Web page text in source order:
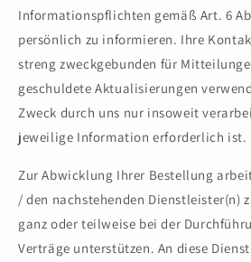
Informationspflichten gemäß Art. 6
persönlich zu informieren. Ihre
streng zweckgebunden für
geschuldete Aktualisierungen
Zweck durch uns nur insoweit
jeweilige Information erforderlich ist.
Zur Abwicklung Ihrer Bestellung
/ den nachstehenden Dienstleister(n)
ganz oder teilweise bei der
Verträge unterstützen. An diese